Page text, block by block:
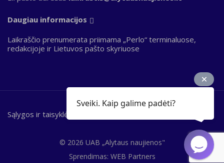
Daugiau informacijos
Laikraščio prenumerata priimama „Perlo“ terminaluose,
redakcijoje ir Lietuvos pašto skyriuose
© 2026 UAB „Alytaus naujienos"
Bottom
Sąlygos ir taisyklės
Sprendimas: WEB Partners
Sveiki. Kaip galime padėti?